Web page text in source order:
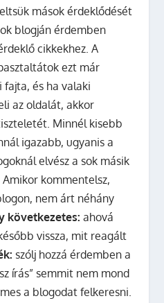
mások érdeklődését
blogján érdemben
cikkekhez. A
ezt már
fajta, és ha valaki
az oldalát, akkor
Minnél kisebb
igazabb, ugyanis a
elvész a sok másik
kommentelsz,
nem árt néhány
következetes: ahová
vissza, mit reagált
szólj hozzá érdemben a
írás” semmit nem mond
a blogodat felkeresni.